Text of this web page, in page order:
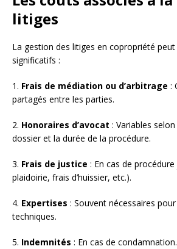
litiges
La gestion des litiges en copropriété
significatifs :
1. Frais de médiation ou d’arbitrage :
partagés entre les parties.
2. Honoraires d’avocat : Variables
dossier et la durée de la procédure.
3. Frais de justice : En cas de
plaidoirie, frais d’huissier, etc.).
4. Expertises : Souvent nécessaires
techniques.
5. Indemnités : En cas de condamnation.